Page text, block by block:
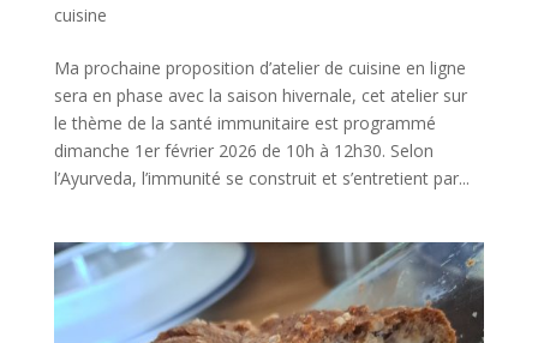
cuisine
Ma prochaine proposition d’atelier de cuisine en ligne
sera en phase avec la saison hivernale, cet atelier sur
le thème de la santé immunitaire est programmé
dimanche 1er février 2026 de 10h à 12h30. Selon
l’Ayurveda, l’immunité se construit et s’entretient par...